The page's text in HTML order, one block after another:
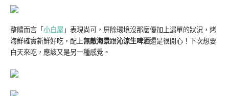
整體而言「小白屋」表現尚可，屏除環境沒那麼優加上漏單的狀況，烤
海鮮確實新鮮好吃，配上無敵海景跟沁涼生啤酒還是很開心！下次想要
白天來吃，應該又是另一種感覺。